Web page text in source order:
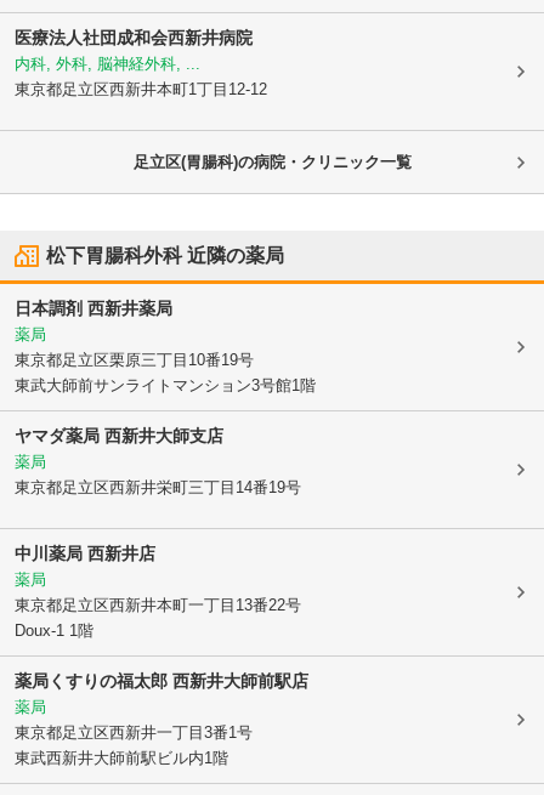
医療法人社団成和会西新井病院
内科, 外科, 脳神経外科, ...
東京都足立区西新井本町1丁目12-12
足立区(胃腸科)の病院・クリニック一覧
松下胃腸科外科近隣の薬局
日本調剤 西新井薬局
薬局
東京都足立区栗原三丁目10番19号
東武大師前サンライトマンション3号館1階
ヤマダ薬局 西新井大師支店
薬局
東京都足立区西新井栄町三丁目14番19号
中川薬局 西新井店
薬局
東京都足立区西新井本町一丁目13番22号
Doux-1 1階
薬局くすりの福太郎 西新井大師前駅店
薬局
東京都足立区西新井一丁目3番1号
東武西新井大師前駅ビル内1階